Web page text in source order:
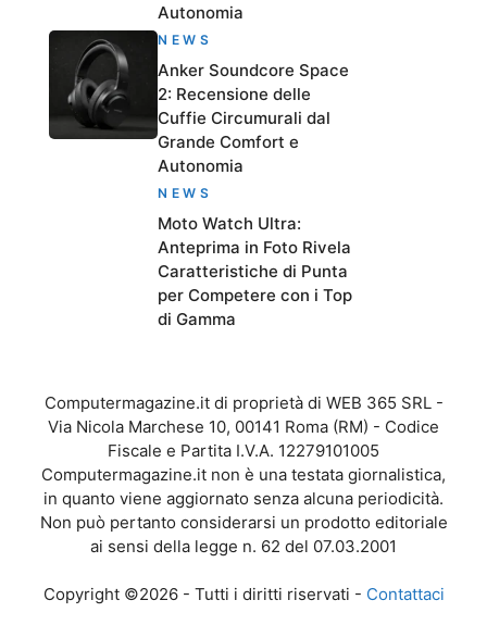
Autonomia
NEWS
Anker Soundcore Space
2: Recensione delle
Cuffie Circumurali dal
Grande Comfort e
Autonomia
NEWS
Moto Watch Ultra:
Anteprima in Foto Rivela
Caratteristiche di Punta
per Competere con i Top
di Gamma
Computermagazine.it di proprietà di WEB 365 SRL -
Via Nicola Marchese 10, 00141 Roma (RM) - Codice
Fiscale e Partita I.V.A. 12279101005
Computermagazine.it non è una testata giornalistica,
in quanto viene aggiornato senza alcuna periodicità.
Non può pertanto considerarsi un prodotto editoriale
ai sensi della legge n. 62 del 07.03.2001
Copyright ©2026 - Tutti i diritti riservati - Contattaci